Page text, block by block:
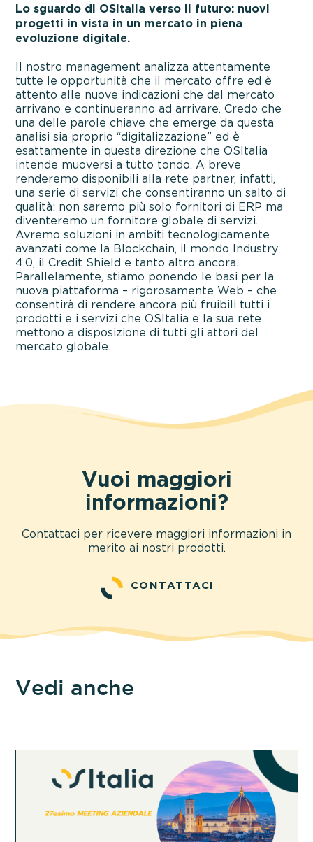
Lo sguardo di OSItalia verso il futuro: nuovi
progetti in vista in un mercato in piena
evoluzione digitale.
Il nostro management analizza attentamente
tutte le opportunità che il mercato offre ed è
attento alle nuove indicazioni che dal mercato
arrivano e continueranno ad arrivare. Credo che
una delle parole chiave che emerge da questa
analisi sia proprio “digitalizzazione” ed è
esattamente in questa direzione che OSItalia
intende muoversi a tutto tondo. A breve
renderemo disponibili alla rete partner, infatti,
una serie di servizi che consentiranno un salto di
qualità: non saremo più solo fornitori di ERP ma
diventeremo un fornitore globale di servizi.
Avremo soluzioni in ambiti tecnologicamente
avanzati come la Blockchain, il mondo Industry
4.0, il Credit Shield e tanto altro ancora.
Parallelamente, stiamo ponendo le basi per la
nuova piattaforma – rigorosamente Web – che
consentirà di rendere ancora più fruibili tutti i
prodotti e i servizi che OSItalia e la sua rete
mettono a disposizione di tutti gli attori del
mercato globale.
Vuoi maggiori
informazioni?
Contattaci per ricevere maggiori informazioni in
merito ai nostri prodotti.
CONTATTACI
Vedi anche